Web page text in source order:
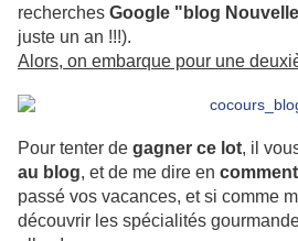
recherches Google "blog
juste un an !!!).
Alors, on embarque pour une
Pour tenter de gagner ce lot, il
au blog, et de me dire en
passé vos vacances, et si comme
découvrir les spécialités